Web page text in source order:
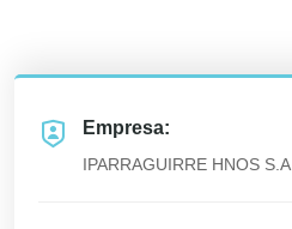
Empresa:
IPARRAGUIRRE HNOS S.A